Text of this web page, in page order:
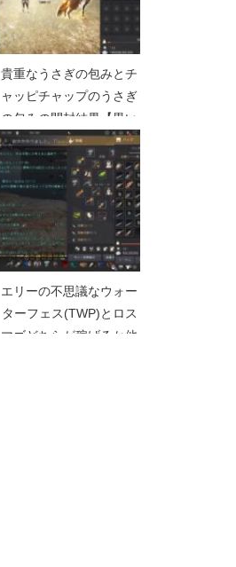
貴重なうさぎの包みとチ
ャッピチャップのうさぎ
の包みの開封結果【黒い
砂漠Part4167】
エリーの不思議なウォー
ターフェス(TWP)とロス
マゴどちらが稼げるか他